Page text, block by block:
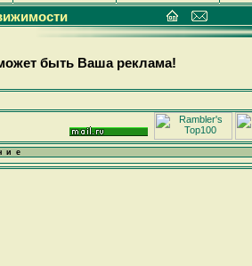
быть Ваша реклама!